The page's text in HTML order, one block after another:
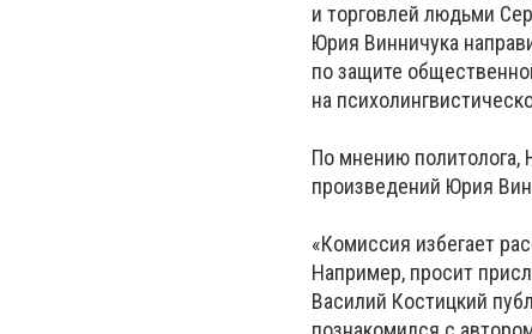
и торговлей людьми
Юрия Винничука
по защите
на
По мнению политолога,
произведений Юрия
«Комиссия избегает
Например, просит
Василий Костицкий